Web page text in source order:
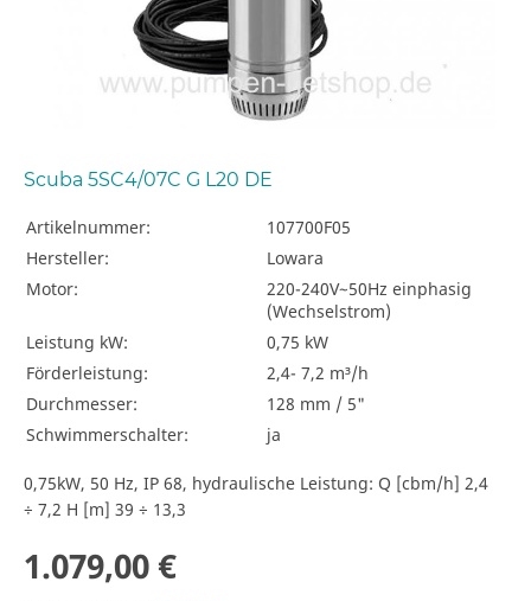
Scuba 5SC4/07C G L20 DE
Artikelnummer:
107700F05
Hersteller:
Lowara
Motor:
220-240V~50Hz einphasig
(Wechselstrom)
Leistung kW:
0,75 kW
Förderleistung:
2,4- 7,2 m³/h
Durchmesser:
128 mm / 5"
Schwimmerschalter:
ja
0,75kW, 50 Hz, IP 68, hydraulische Leistung: Q [cbm/h] 2,4
÷ 7,2 H [m] 39 ÷ 13,3
1.079,00 €